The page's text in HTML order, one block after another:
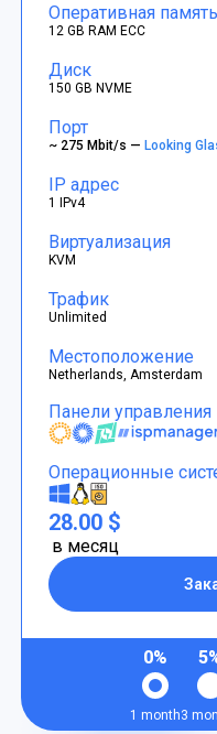
Оперативная память
12 GB RAM ECC
Диск
150 GB NVME
Порт
~ 275 Mbit/s —Looking
IP адрес
1 IPv4
Виртуализация
KVM
Трафик
Unlimited
Местоположение
Netherlands, Amsterdam
Панели управления
Операционные
28.00 $
в месяц
0%
1 month3